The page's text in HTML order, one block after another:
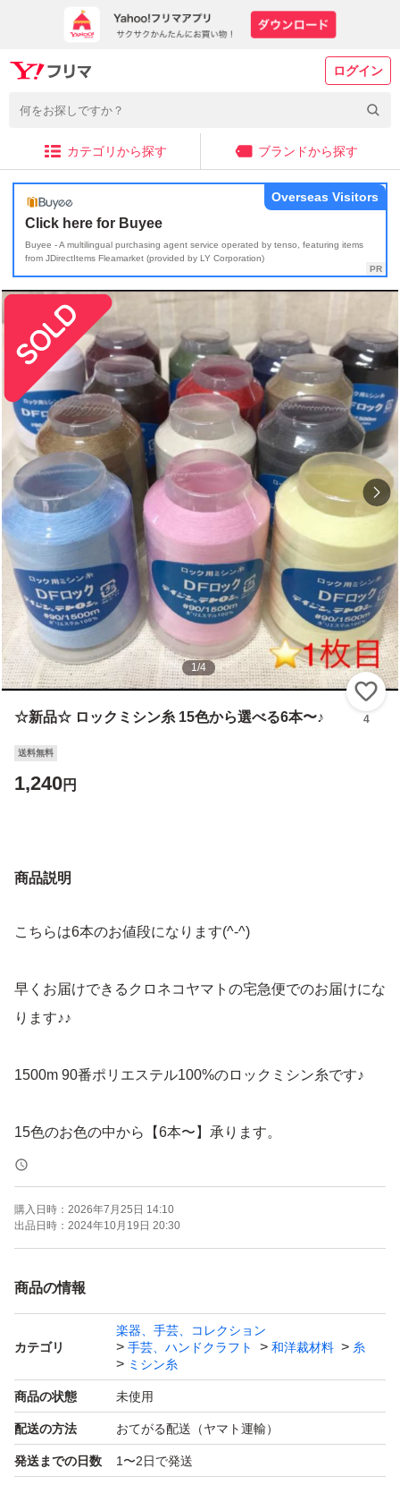
ログイン
カテゴリから探す ブランドから探す
Click here for Buyee
Buyee - A multilingual purchasing agent service operated by tenso, featuring items
from JDirectItems Fleamarket (provided by LY Corporation)
Overseas Visitors
1/4
☆新品☆ ロックミシン糸 15色から選べる6本〜♪ 4
送料無料
1,240円
商品説明
こちらは6本のお値段になります(^-^)
早くお届けできるクロネコヤマトの宅急便でのお届けにな
ります♪♪
1500m 90番ポリエステル100%のロックミシン糸です♪
15色のお色の中から【6本〜】承ります。
【同じお色、違うお色】ご自由にお選びください^ - ^
白 黒 生成(白に近い)
《写真２枚目の前列》
茶ゴールド331 ベージュ303 グレー615
《写真3枚目の前列》
こげ茶337 赤133 薄ゴールド341
購入日時： 2026年7月25日 14:10
出品日時： 2024年10月19日 20:30
商品の情報
カテゴリ
楽器、手芸、コレクション
手芸、ハンドクラフト
和洋裁材料
糸
ミシン糸
商品の状態 未使用
配送の方法 おてがる配送（ヤマト運輸）
発送までの日数 1〜2日で発送